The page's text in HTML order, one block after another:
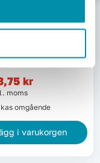
Och
kr
moms
omgående
i varukorgen